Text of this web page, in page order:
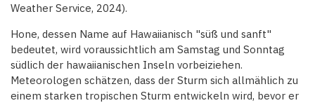
Weather Service, 2024).
Hone, dessen Name auf Hawaiianisch "süß und sanft"
bedeutet, wird voraussichtlich am Samstag und Sonntag
südlich der hawaiianischen Inseln vorbeiziehen.
Meteorologen schätzen, dass der Sturm sich allmählich zu
einem starken tropischen Sturm entwickeln wird, bevor er